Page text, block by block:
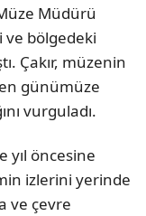
Müdürü
ve bölgedeki
Çakır, müzenin
günümüze
vurguladı.
yıl öncesine
izlerini yerinde
ve çevre